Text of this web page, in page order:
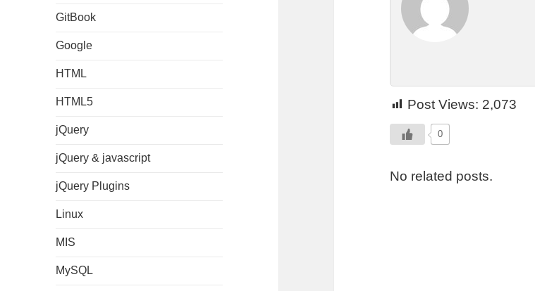
GitBook
Google
HTML
HTML5
jQuery
jQuery & javascript
jQuery Plugins
Linux
MIS
MySQL
Post Views: 2,073
0
No related posts.